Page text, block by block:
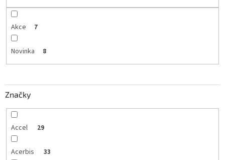
Akce 7
Novinka 8
Značky
Accel 29
Acerbis 33